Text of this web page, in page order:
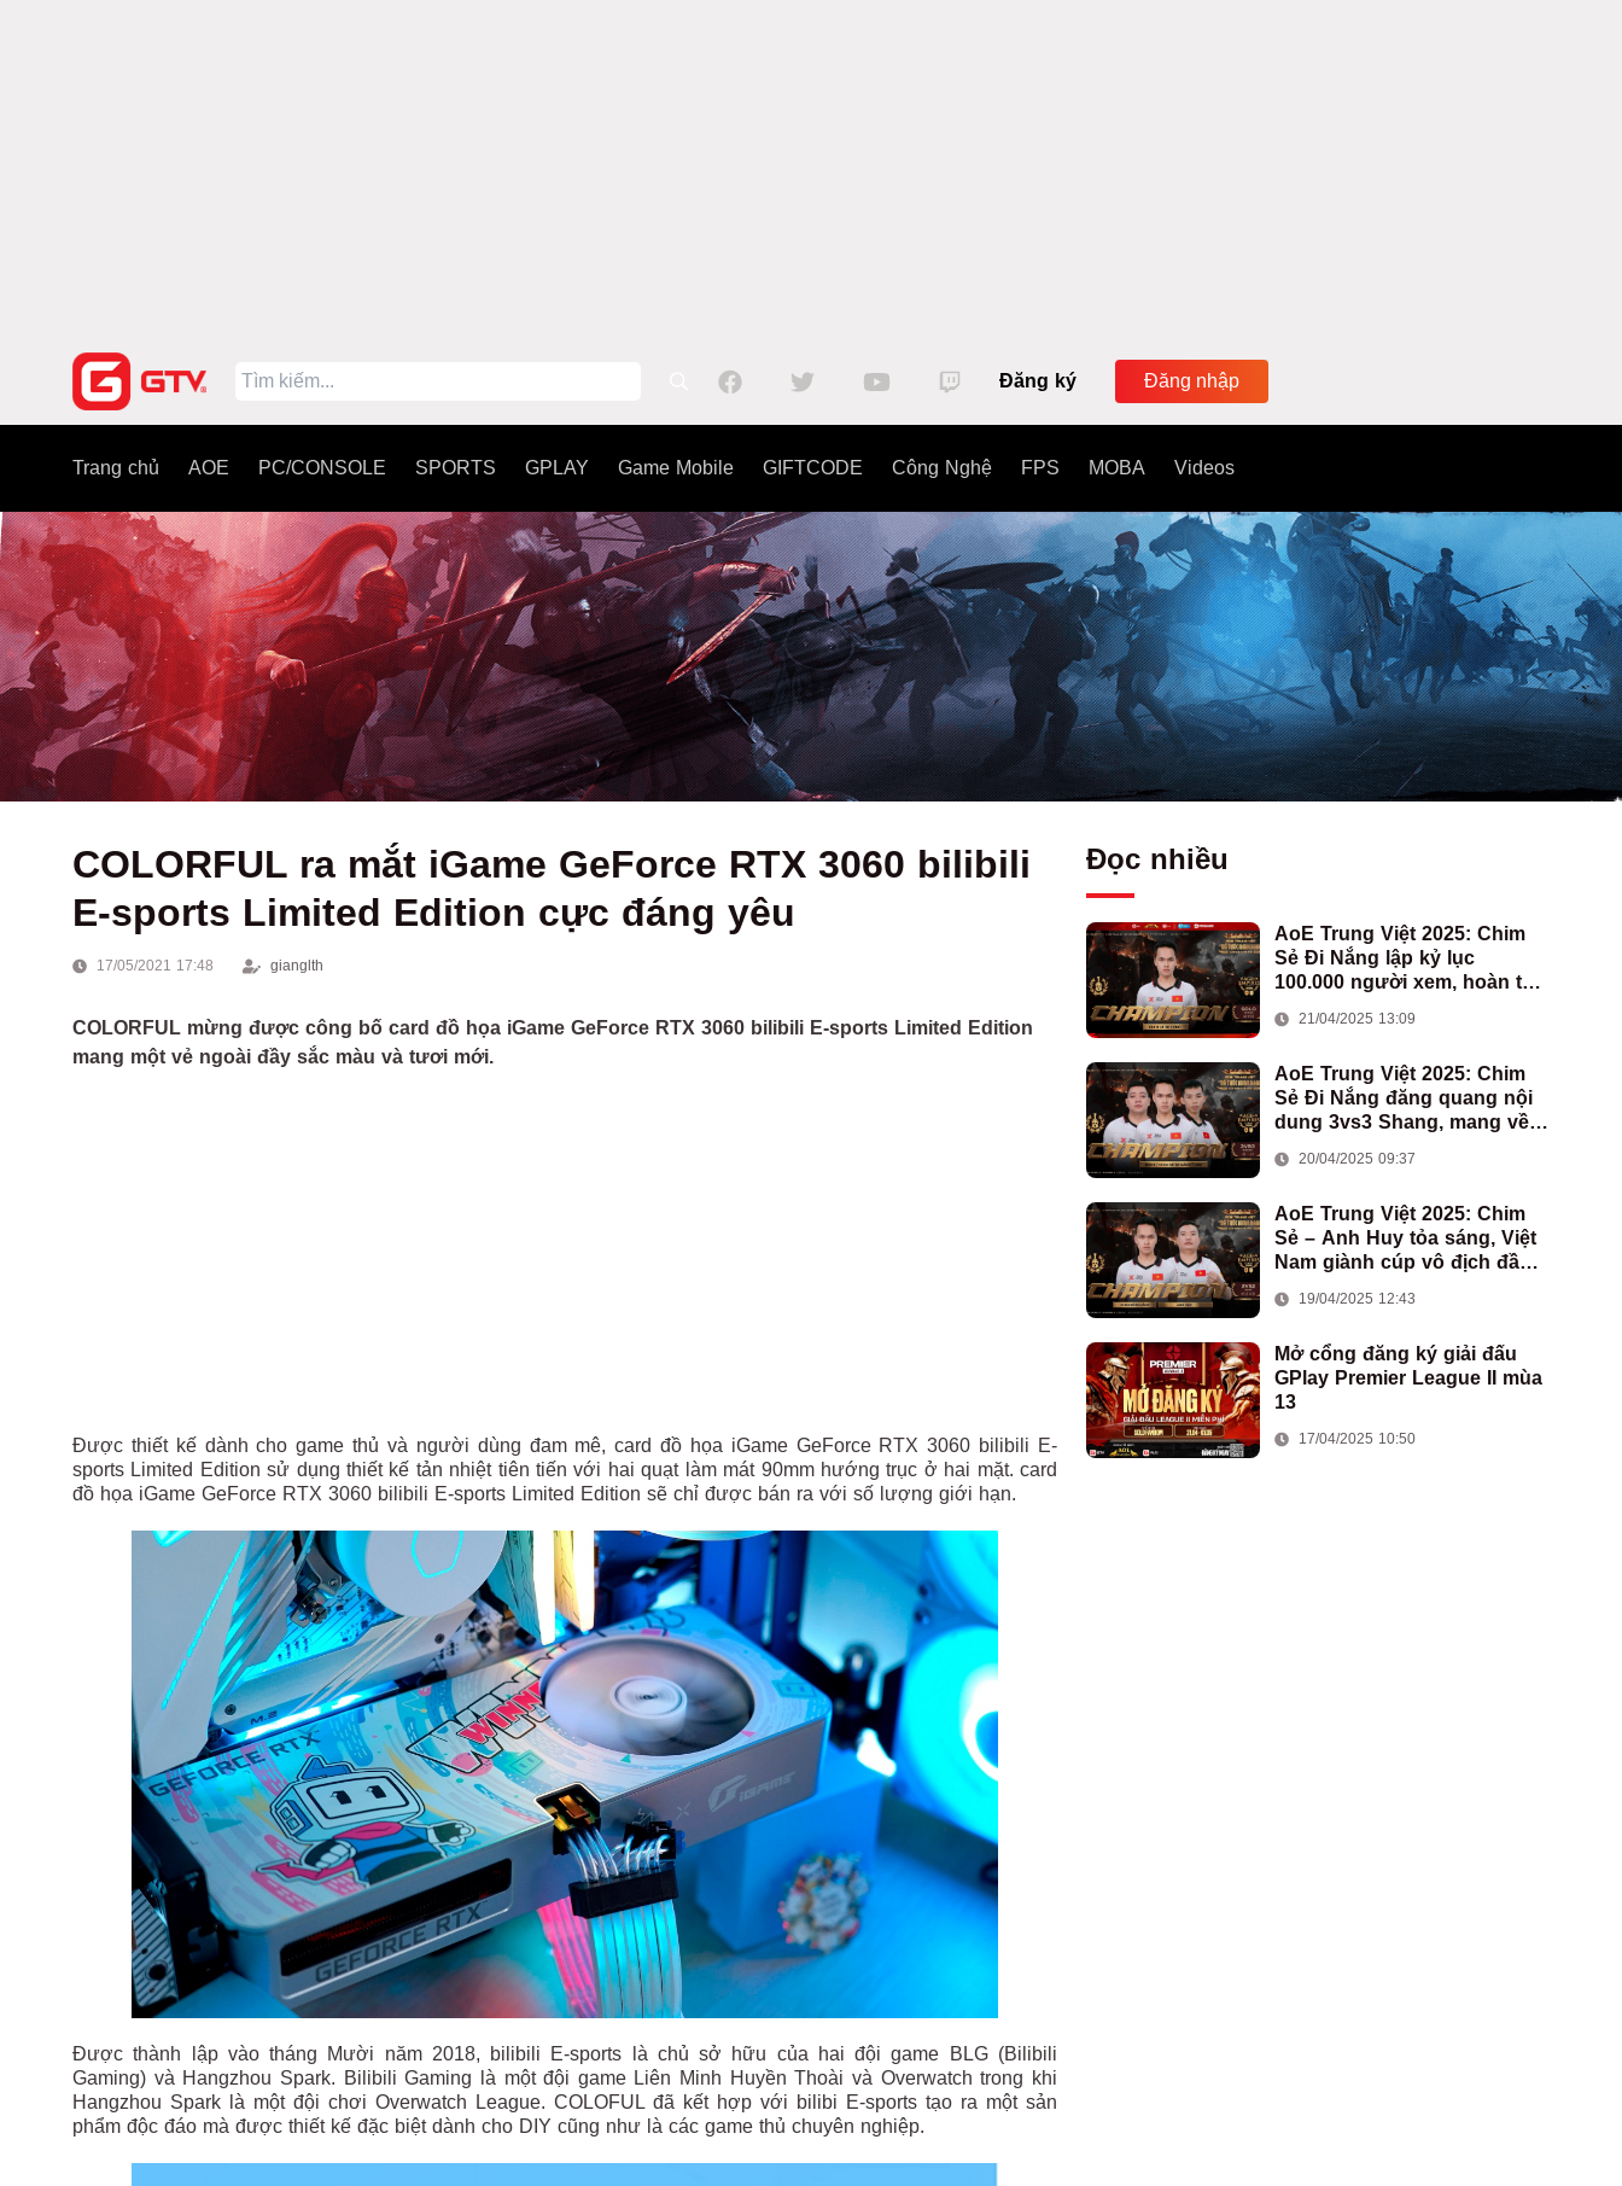
Đăng ký Đăng nhập
Trang chủ AOE PC/CONSOLE SPORTS GPLAY Game Mobile GIFTCODE Công Nghệ FPS MOBA Videos
COLORFUL ra mắt iGame GeForce RTX 3060 bilibili
E-sports Limited Edition cực đáng yêu
17/05/2021 17:48 gianglth
COLORFUL mừng được công bố card đồ họa iGame GeForce RTX 3060 bilibili E-sports Limited Edition
mang một vẻ ngoài đầy sắc màu và tươi mới.
Được thiết kế dành cho game thủ và người dùng đam mê, card đồ họa iGame GeForce RTX 3060 bilibili E-
sports Limited Edition sử dụng thiết kế tản nhiệt tiên tiến với hai quạt làm mát 90mm hướng trục ở hai mặt. card
đồ họa iGame GeForce RTX 3060 bilibili E-sports Limited Edition sẽ chỉ được bán ra với số lượng giới hạn.
Được thành lập vào tháng Mười năm 2018, bilibili E-sports là chủ sở hữu của hai đội game BLG (Bilibili
Gaming) và Hangzhou Spark. Bilibili Gaming là một đội game Liên Minh Huyền Thoài và Overwatch trong khi
Hangzhou Spark là một đội chơi Overwatch League. COLOFUL đã kết hợp với bilibi E-sports tạo ra một sản
phẩm độc đáo mà được thiết kế đặc biệt dành cho DIY cũng như là các game thủ chuyên nghiệp.
Đọc nhiều
AoE Trung Việt 2025: Chim
Sẻ Đi Nắng lập kỷ lục
100.000 người xem, hoàn tất
Việt Nam
21/04/2025 13:09
AoE Trung Việt 2025: Chim
Sẻ Đi Nắng đăng quang nội
dung 3vs3 Shang, mang về
đoàn AoE Việt Nam
20/04/2025 09:37
AoE Trung Việt 2025: Chim
Sẻ – Anh Huy tỏa sáng, Việt
Nam giành cúp vô địch đầu
19/04/2025 12:43
Mở cổng đăng ký giải đấu
GPlay Premier League II mùa
13
17/04/2025 10:50